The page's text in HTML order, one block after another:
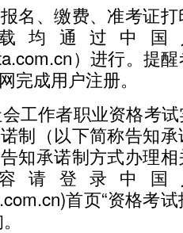
、缴费、准考证打
均通过中国
）进行。提
完成用户注册。
作者职业资格考试
制（以下简称告知
知承诺制方式办理
请登录中国
首页“资格考